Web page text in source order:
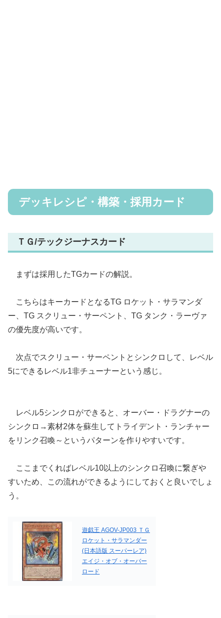
デッキレシピ・構築・採用カード
ＴＧ/テックジーナスカード
まずは採用したTGカードの解説。
こちらはキーカードとなるTG ロケット・サラマンダ
ー、TG スクリュー・サーペント、TG タンク・ラーヴァ
の優先度が高いです。
次点でスクリュー・サーペントとシンクロして、レベル
5にできるレベル1非チューナーという感じ。
レベル5シンクロができると、オーバー・ドラグナーの
シンクロ→素材2体を蘇生してトライデント・ランチャー
をリンク召喚～というパターンを作りやすいです。
ここまでくればレベル10以上のシンクロ召喚に繋ぎや
すいため、この流れができるようにしておくと良いでしょ
う。
遊戯王 AGOV-JP003 ＴＧ
ロケット・サラマンダー
(日本語版 スーパーレア)
エイジ・オブ・オーバー
ロード